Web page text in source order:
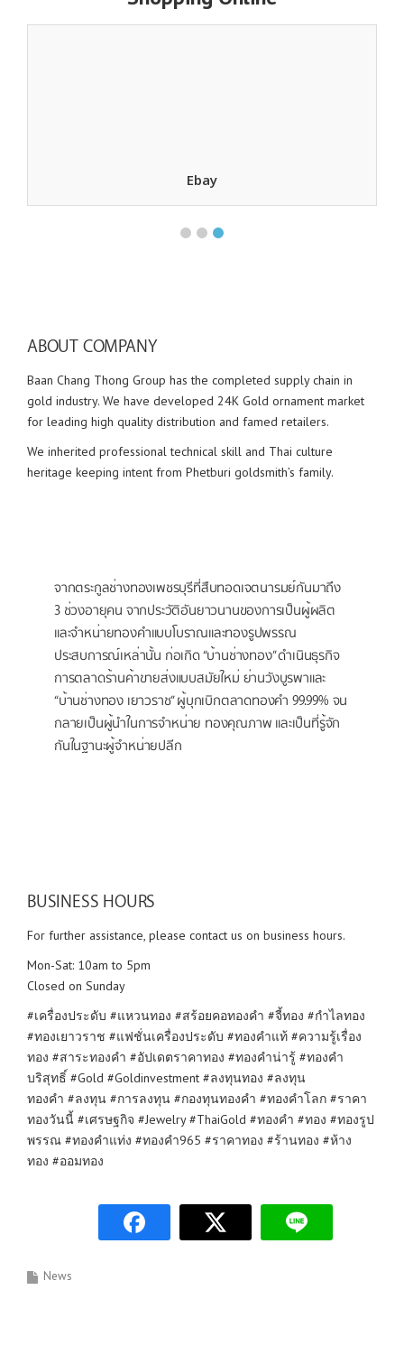
Ebay
ABOUT COMPANY
Baan Chang Thong Group has the completed supply chain in
gold industry. We have developed 24K Gold ornament market
for leading high quality distribution and famed retailers.
We inherited professional technical skill and Thai culture
heritage keeping intent from Phetburi goldsmith’s family.
จากตระกูลช่างทองเพชรบุรีที่สืบทอดเจตนารมย์กันมาถึง
3 ช่วงอายุคน จากประวัติอันยาวนานของการเป็นผู้ผลิต
และจำหน่ายทองคำแบบโบราณและทองรูปพรรณ
ประสบการณ์เหล่านั้น ก่อเกิด “บ้านช่างทอง” ดำเนินธุรกิจ
การตลาดร้านค้าขายส่งแบบสมัยใหม่ ย่านวังบูรพาและ
“บ้านช่างทอง เยาวราช” ผู้บุกเบิกตลาดทองคำ 99.99% จน
กลายเป็นผู้นำในการจำหน่าย ทองคุณภาพ และเป็นที่รู้จัก
กันในฐานะผู้จำหน่ายปลีก
BUSINESS HOURS
For further assistance, please contact us on business hours.
Mon-Sat: 10am to 5pm
Closed on Sunday
#เครื่องประดับ #แหวนทอง #สร้อยคอทองคำ #จี้ทอง #กำไลทอง
#ทองเยาวราช #แฟชั่นเครื่องประดับ #ทองคำแท้ #ความรู้เรื่อง
ทอง #สาระทองคำ #อัปเดตราคาทอง #ทองคำน่ารู้ #ทองคำ
บริสุทธิ์ #Gold #Goldinvestment #ลงทุนทอง #ลงทุน
ทองคำ #ลงทุน #การลงทุน #กองทุนทองคำ #ทองคำโลก #ราคา
ทองวันนี้ #เศรษฐกิจ #Jewelry #ThaiGold #ทองคำ #ทอง #ทองรูป
พรรณ #ทองคำแท่ง #ทองคำ965 #ราคาทอง #ร้านทอง #ห้าง
ทอง #ออมทอง
News